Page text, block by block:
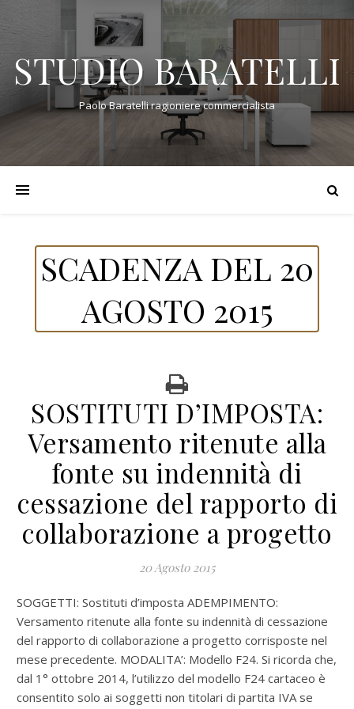
STUDIO BARATELLI
Paolo Baratelli ragioniere commercialista
SCADENZA DEL 20
AGOSTO 2015
SOSTITUTI D’IMPOSTA:
Versamento ritenute alla
fonte su indennità di
cessazione del rapporto di
collaborazione a progetto
20 Agosto 2015
SOGGETTI: Sostituti d’imposta ADEMPIMENTO:
Versamento ritenute alla fonte su indennità di cessazione
del rapporto di collaborazione a progetto corrisposte nel
mese precedente. MODALITA’: Modello F24. Si ricorda che,
dal 1° ottobre 2014, l’utilizzo del modello F24 cartaceo è
consentito solo ai soggetti non titolari di partita IVA se